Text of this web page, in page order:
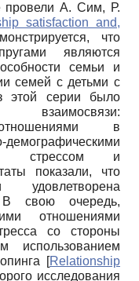
провели А. Сим, Р.
satisfaction and,
что
являются
семьи и
семей с детьми с
этой серии было
в
стрессом и
показали, что
В свою очередь,
отношениями
со стороны
использованием
[Relationship
исследования